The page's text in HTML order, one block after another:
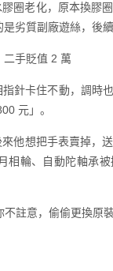
圈老化，原本換膠
劣質副廠遊絲，後
二手貶值 2 萬
針卡住不動，調時
元」。
他想把手表賣掉，
輪、自動陀軸承
註意，偷偷更換原